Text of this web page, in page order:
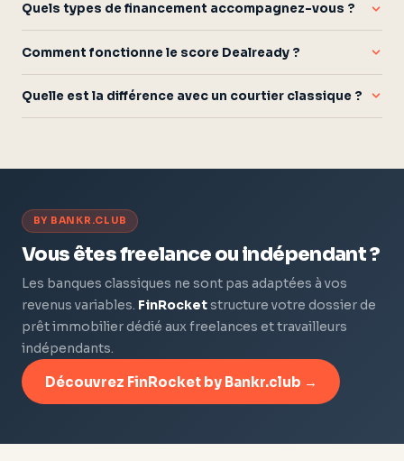
filet. L'accompagnement financier en amont - structuration,
choix du bon outil, argumentaire - est la différence entre un
accord et un refus.
Quels types de financement accompagnez-vous ?
Prêt amortissable, crédit bail, affacturage, subventions BPI,
prêt d'honneur (France Active, Initiative France). Tous
secteurs, toutes tailles : TPE, PME, dirigeants.
Comment fonctionne le score Dealready ?
Dealready analyse votre dossier selon les critères bancaires
réels. Si votre score atteint le seuil requis, l'accompagnement
et le matching vous sont proposés automatiquement.
Quelle est la différence avec un courtier classique ?
Un courtier présente votre dossier tel quel. Bankr.club le
BY BANKR.CLUB
Vous êtes freelance ou indépendant ?
Les banques classiques ne sont pas adaptées à vos
revenus variables. FinRocketstructure votre dossier de
prêt immobilier dédié aux freelances et travailleurs
indépendants.
Découvrez FinRocket by Bankr.club →